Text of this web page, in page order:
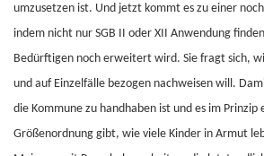
umzusetzen ist. Und jetzt kommt es zu einer
indem nicht nur SGB II oder XII Anwendung
Bedürftigen noch erweitert wird. Sie fragt sich,
und auf Einzelfälle bezogen nachweisen will.
die Kommune zu handhaben ist und es im Prinzip
Größenordnung gibt, wie viele Kinder in Armut